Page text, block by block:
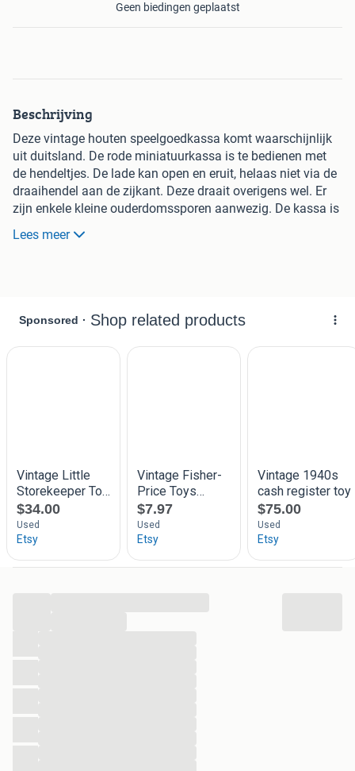
Beschrijving
Deze vintage houten speelgoedkassa komt waarschijnlijk
uit duitsland. De rode miniatuurkassa is te bedienen met
de hendeltjes. De lade kan open en eruit, helaas niet via de
draaihendel aan de zijkant. Deze draait overigens wel. Er
zijn enkele kleine ouderdomssporen aanwezig. De kassa is
8,5 cm hoog en te koop voor €19,95.
Lees meer
Geen biedingen geplaatst